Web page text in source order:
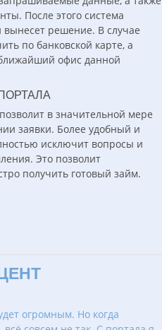
После этого система
решение. В случае
по банковской карте, а
офис данной
в значительной мере
заявки. Более удобный и
исключит вопросы и
Это позволит
получить готовый займ.
огромным. Но когда